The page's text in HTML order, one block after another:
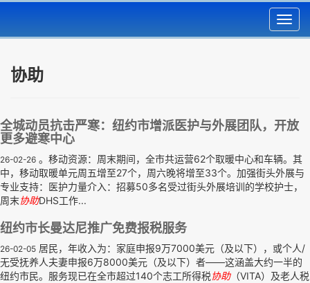
协助
全城动员抗击严寒：纽约市增派医护与外展团队，开放
更多避寒中心
26-02-26 。移动资源：周末期间，全市共运营62个取暖中心和车辆。其
中，移动取暖单元周五增至27个，周六晚将增至33个。加强街头外展与
专业支持：医护力量介入：招募50多名受过街头外展培训的学校护士，
周末协助DHS工作...
纽约市长曼达尼推广免费报税服务
26-02-05 居民，年收入为：家庭申报9万7000美元（及以下），或个人/
无受抚养人夫妻申报6万8000美元（及以下）者——这涵盖大约一半的
纽约市民。服务现已在全市超过140个志工所得税协助（VITA）及老人税